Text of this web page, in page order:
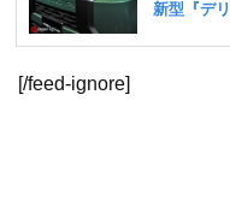
[/feed-ignore]